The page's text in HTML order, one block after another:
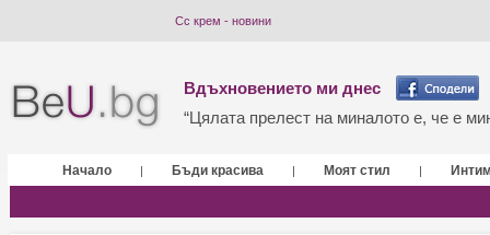
Сс крем - новини
Вдъхновението ми днес
“Цялата прелест на миналото е, че е
Начало | Бъди красива | Моят стил |